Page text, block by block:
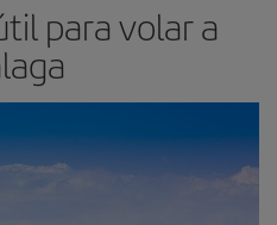
para volar a